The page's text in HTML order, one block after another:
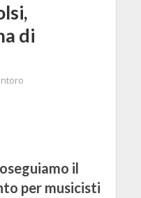
di
il
per musicisti